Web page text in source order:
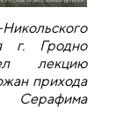
г. Гродно
лекцию
прихода
Серафима